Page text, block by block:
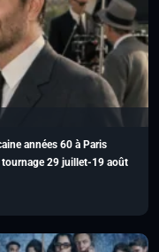
années 60 à Paris
tournage 29 juillet-19 août